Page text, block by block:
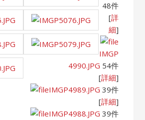
48件
[詳
細]
IMGP
4990.JPG 54件
[詳細]
IMGP4989.JPG 39件
[詳細]
IMGP4988.JPG 39件